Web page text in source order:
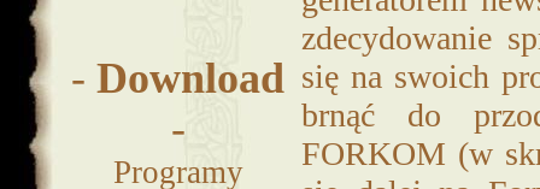
-Download
-
Programy
zdecydowanie
się na swoich
brnąć do
FORKOM (w